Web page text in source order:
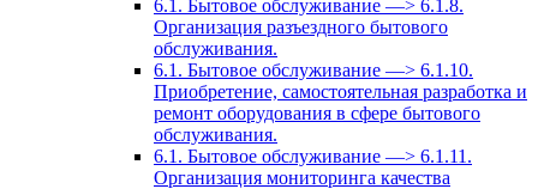
6.1. Бытовое обслуживание —> 6.1.8.
Организация разъездного бытового
обслуживания.
6.1. Бытовое обслуживание —> 6.1.10.
Приобретение, самостоятельная разработка и
ремонт оборудования в сфере бытового
обслуживания.
6.1. Бытовое обслуживание —> 6.1.11.
Организация мониторинга качества